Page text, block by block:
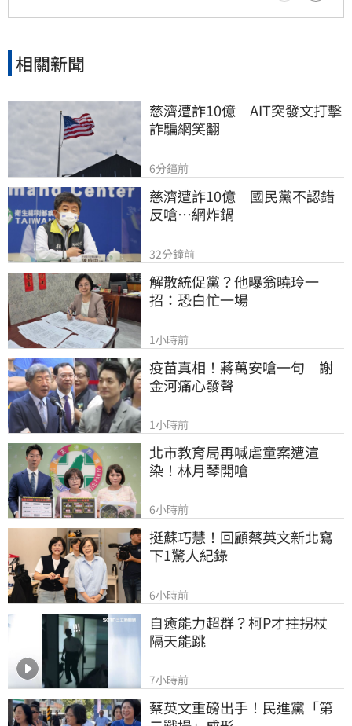
相關新聞
慈濟遭詐10億　AIT突發文打擊
詐騙網笑翻
6分鐘前
慈濟遭詐10億　國民黨不認錯
反嗆⋯網炸鍋
32分鐘前
解散統促黨？他曝翁曉玲一
招：恐白忙一場
1小時前
疫苗真相！蔣萬安嗆一句　謝
金河痛心發聲
1小時前
北市教育局再喊虐童案遭渲
染！林月琴開嗆
6小時前
挺蘇巧慧！回顧蔡英文新北寫
下1驚人紀錄
6小時前
自癒能力超群？柯P才拄拐杖
隔天能跳
7小時前
蔡英文重磅出手！民進黨「第